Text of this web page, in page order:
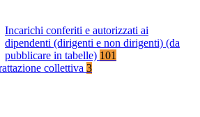
Incarichi conferiti e autorizzati ai
dipendenti (dirigenti e non dirigenti) (da
pubblicare in tabelle) 101
collettiva 3